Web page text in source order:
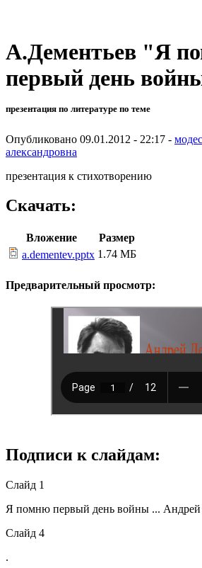
А.Дементьев "Я
первый день
презентация по литературе по теме
Опубликовано 09.01.2012 - 22:17 -
александровна
презентация к стихотворению
Скачать:
Вложение
Размер
a.dementev.pptx 1.74 МБ
Предварительный просмотр:
Подписи к слайдам:
Слайд 1
Я помню первый день войны ... Андрей
Слайд 4
.